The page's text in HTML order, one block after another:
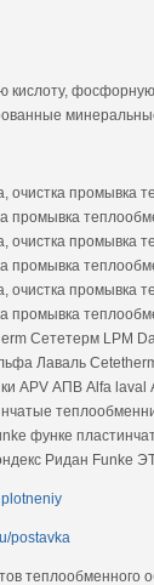
кислоту,
промывка
промывка
промывка
Сететерм LPM
Лаваль
APV АПВ Alfa
функе
Ридан Funke
postavka
теплообменного